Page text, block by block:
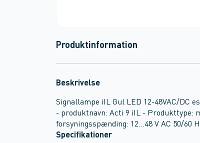
Produktinformation
Beskrivelse
Signallampe iIL Gul LED 12-48VAC/DC
- produktnavn: Acti 9 iIL - Produkttype:
forsyningsspænding: 12...48 V AC 50/60
Specifikationer